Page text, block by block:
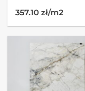
357.10 zł/m2